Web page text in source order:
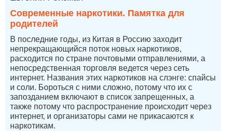
Современные наркотики. Памятка для
родителей
В последние годы, из Китая в Россию заходит
непрекращающийся поток новых наркотиков,
расходится по стране почтовыми отправлениями, а
непосредственная торговля ведется через сеть
интернет. Названия этих наркотиков на слэнге: спайсы
и соли. Бороться с ними сложно, потому что их с
запозданием включают в список запрещенных, а
также потому что распространение происходит через
интернет, и организаторы сами не прикасаются к
наркотикам.